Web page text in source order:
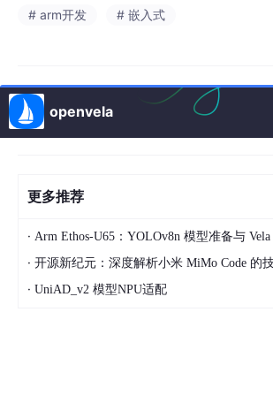
# arm开发 # 嵌入式
openvela
更多推荐
· Arm Ethos‑U65：YOLOv8n 模型准备与
· 开源新纪元：深度解析小米 MiMo Code 的技
· UniAD_v2 模型NPU适配